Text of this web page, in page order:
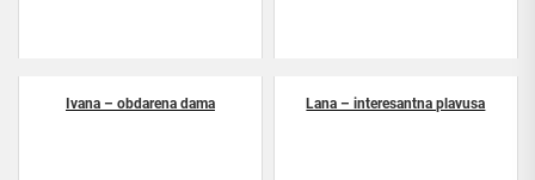
Ivana – obdarena dama Lana – interesantna plavusa